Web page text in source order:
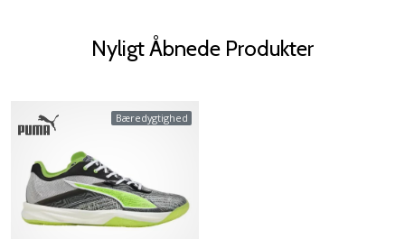
Nyligt Åbnede Produkter
Bæredygtighed